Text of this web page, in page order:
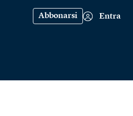
Abbonarsi Entra